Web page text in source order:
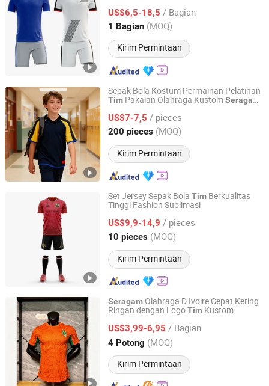
US$6,5-18,5 / Bagian
1 Bagian (MOQ)
Kirim Permintaan
Guangdong, China Harga mulai 2022
Sepak Bola Kostum Permainan Pelatihan
Tim Pakaian Olahraga KustomSeragam
US$7-7,5 / pieces
200 pieces (MOQ)
Kirim Permintaan
Foshan Sovel Wei Uniforms Co., Ltd
Guangdong, China Harga mulai 2025
Set Jersey Sepak Bola Tim Berkualitas
Tinggi Fashion Sublimasi
US$9,9-14,9 / pieces
10 pieces (MOQ)
Kirim Permintaan
Guangzhou Healy Apparel Co., Ltd.
Guangdong, China Harga mulai 2025
Seragam Olahraga D Ivoire Cepat Kering
Ringan dengan LogoTim Kustom
US$3,99-6,95 / Bagian
4 Potong (MOQ)
Kirim Permintaan
Guiping Keyi Sports Clothing Co., Ltd.
Guangxi, China Harga mulai 2026